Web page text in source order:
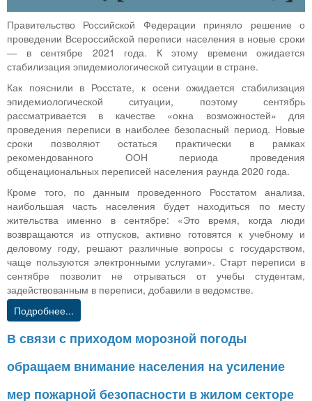
Правительство Российской Федерации приняло решение о
проведении Всероссийской переписи населения в новые сроки
— в сентябре 2021 года. К этому времени ожидается
стабилизация эпидемиологической ситуации в стране.
Как пояснили в Росстате, к осени ожидается стабилизация
эпидемиологической ситуации, поэтому сентябрь
рассматривается в качестве «окна возможностей» для
проведения переписи в наиболее безопасный период. Новые
сроки позволяют остаться практически в рамках
рекомендованного ООН периода проведения
общенациональных переписей населения раунда 2020 года.
Кроме того, по данным проведенного Росстатом анализа,
наибольшая часть населения будет находиться по месту
жительства именно в сентябре: «Это время, когда люди
возвращаются из отпусков, активно готовятся к учебному и
деловому году, решают различные вопросы с государством,
чаще пользуются электронными услугами». Старт переписи в
сентябре позволит не отрываться от учебы студентам,
задействованным в переписи, добавили в ведомстве.
Подробнее...
В связи с приходом морозной погоды
обращаем внимание населения на усиление
мер пожарной безопасности в жилом секторе